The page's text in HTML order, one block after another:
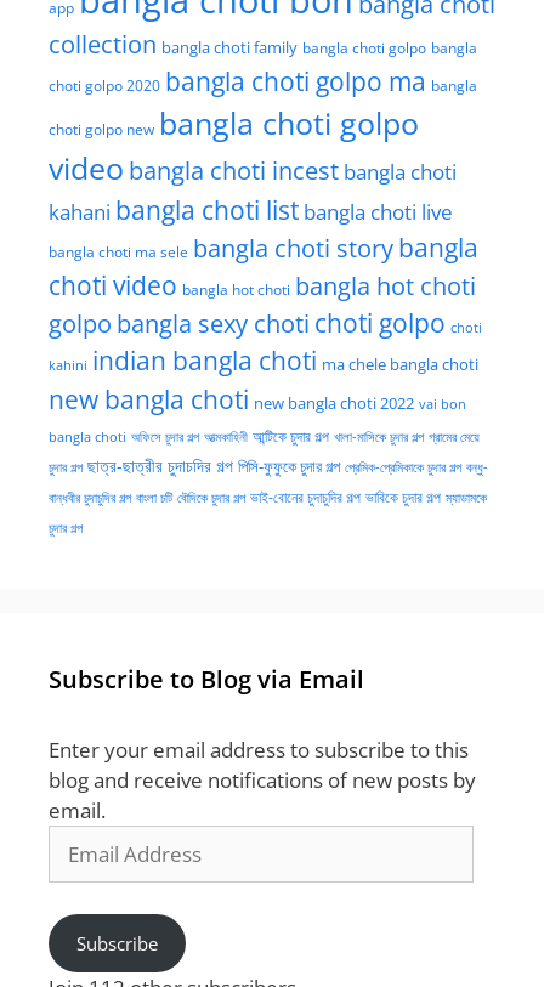
app
collection bangla choti family bangla choti golpo bangla
choti golpo 2020 bangla choti golpo ma bangla
choti golpo new bangla choti golpo
video bangla choti incest bangla choti
kahani bangla choti list bangla choti live
bangla choti ma sele bangla choti storybangla
choti video bangla hot choti bangla hot choti
golpo bangla sexy choti choti golpo choti
kahini indian bangla choti ma chele bangla choti
new bangla choti new bangla choti 2022 vai bon
bangla choti অফিসে চুদার গল্প আত্মকাহিনী আন্টিকে চুদার গল্প খালা-মাসিকে চুদার গল্প গ্রামের মেয়ে
চুদার গল্প ছাত্র-ছাত্রীর চুদাচদির গল্প পিসি-ফুফুকে চুদার গল্প প্রেমিক-প্রেমিকাকে চুদার গল্প বন্ধু-
বান্ধবীর চুদাচুদির গল্প বাংলা চটি বৌদিকে চুদার গল্প ভাই-বোনের চুদাচুদির গল্প ভাবিকে চুদার গল্প ম্যাডামকে
চুদার গল্প
Subscribe to Blog via Email
Enter your email address to subscribe to this
blog and receive notifications of new posts by
email.
Address
Subscribe